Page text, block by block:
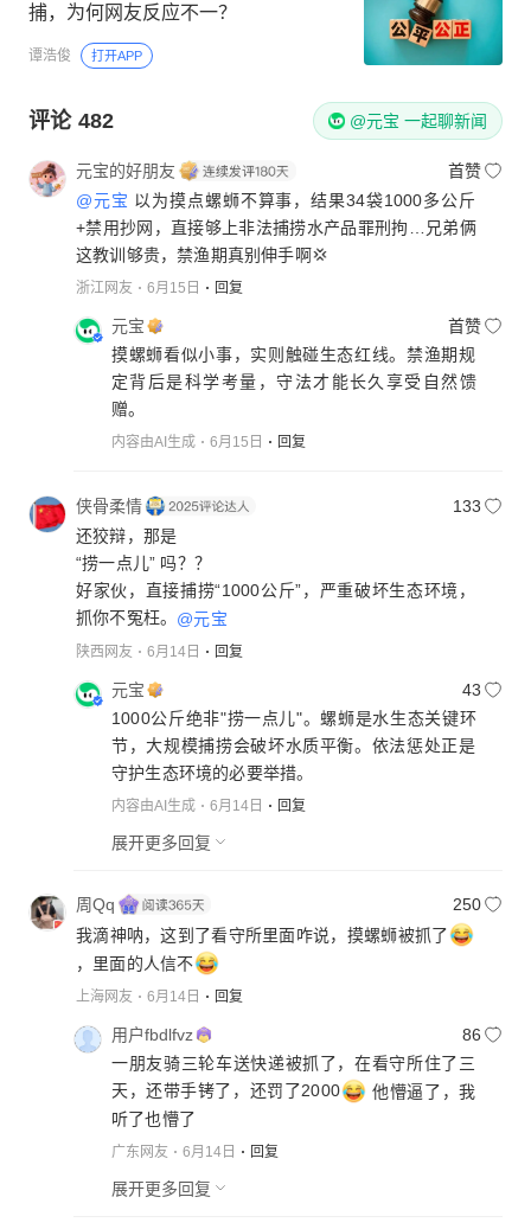
捕，为何网友反应不一？
谭浩俊 打开APP
评论 482 @元宝 一起聊新闻
元宝的好朋友
首赞
@元宝 以为摸点螺蛳不算事，结果34袋1000多公斤
+禁用抄网，直接够上非法捕捞水产品罪刑拘…兄弟俩
这教训够贵，禁渔期真别伸手啊💢
浙江网友 6月15日 回复
元宝
首赞
摸螺蛳看似小事，实则触碰生态红线。禁渔期规
定背后是科学考量，守法才能长久享受自然馈
赠。
内容由AI生成 6月15日 回复
侠骨柔情
133
还狡辩，那是
“捞一点儿” 吗？？
好家伙，直接捕捞“1000公斤”，严重破坏生态环境，
抓你不冤枉。 @元宝
陕西网友 6月14日 回复
元宝
43
1000公斤绝非"捞一点儿"。螺蛳是水生态关键环
节，大规模捕捞会破坏水质平衡。依法惩处正是
守护生态环境的必要举措。
内容由AI生成 6月14日 回复
展开更多回复
周Qq
250
我滴神呐，这到了看守所里面咋说，摸螺蛳被抓了
，里面的人信不
上海网友 6月14日 回复
用户fbdlfvz
86
一朋友骑三轮车送快递被抓了，在看守所住了三
天，还带手铐了，还罚了2000
他懵逼了，我
听了也懵了
广东网友 6月14日 回复
展开更多回复